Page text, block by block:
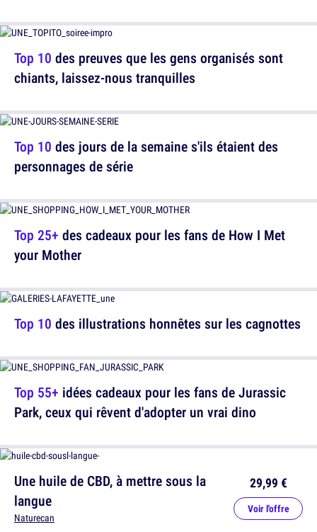
Top 10 des preuves que les gens organisés sont
chiants, laissez-nous tranquilles
Top 25+ des cadeaux pour les fans de How I Met
your Mother
Top 55+ idées cadeaux pour les fans de Jurassic
Park, ceux qui rêvent d'adopter un vrai dino
Top 10 des jours de la semaine s'ils étaient des
personnages de série
Top 10 des illustrations honnêtes sur les cagnottes
Une huile de CBD, à mettre sous la
langue
Naturecan
29,99 €
Voir l'offre